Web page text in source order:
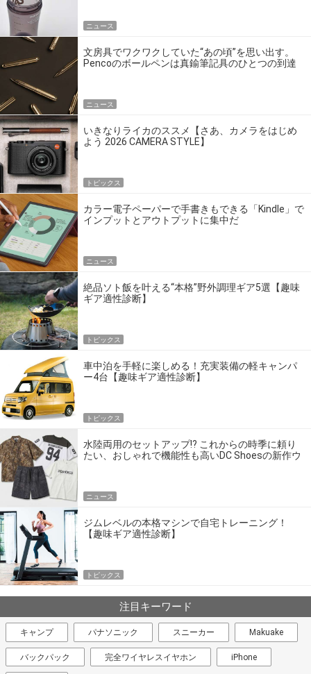
ニュース
文房具でワクワクしていた“あの頃”を思い出す。
Pencoのボールペンは真鍮筆記具のひとつの到達
ニュース
いきなりライカのススメ【さあ、カメラをはじめ
よう 2026 CAMERA STYLE】
トピックス
カラー電子ペーパーで手書きもできる「Kindle」で
インプットとアウトプットに集中だ
ニュース
絶品ソト飯を叶える“本格”野外調理ギア5選【趣味
ギア適性診断】
トピックス
車中泊を手軽に楽しめる！充実装備の軽キャンパ
ー4台【趣味ギア適性診断】
トピックス
水陸両用のセットアップ!? これからの時季に頼り
たい、おしゃれで機能性も高いDC Shoesの新作ウ
ニュース
ジムレベルの本格マシンで自宅トレーニング！
【趣味ギア適性診断】
トピックス
注目キーワード
キャンプ パナソニック スニーカー Makuake
バックパック 完全ワイヤレスイヤホン iPhone